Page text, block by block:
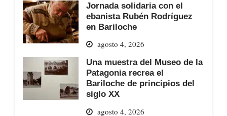
Jornada solidaria con el
ebanista Rubén Rodríguez
en Bariloche
agosto 4, 2026
Una muestra del Museo de la
Patagonia recrea el
Bariloche de principios del
siglo XX
agosto 4, 2026